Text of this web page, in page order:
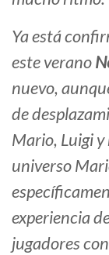
Ya está
este verano
nuevo,
de
Mario, Luigi
universo
experiencia
jugadores